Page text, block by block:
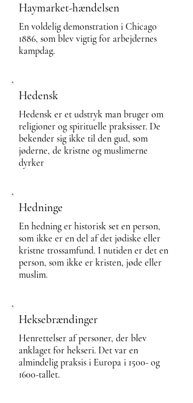
Haymarket-hændelsen
En voldelig demonstration i Chicago
1886, som blev vigtig for arbejdernes
kampdag.
Hedensk
Hedensk er et udstryk man bruger om
religioner og spirituelle praksisser. De
bekender sig ikke til den gud, som
jøderne, de kristne og muslimerne
dyrker
Hedninge
En hedning er historisk set en person,
som ikke er en del af det jødiske eller
kristne trossamfund. I nutiden er det en
person, som ikke er kristen, jøde eller
muslim.
Heksebrændinger
Henrettelser af personer, der blev
anklaget for hekseri. Det var en
almindelig praksis i Europa i 1500- og
1600-tallet.